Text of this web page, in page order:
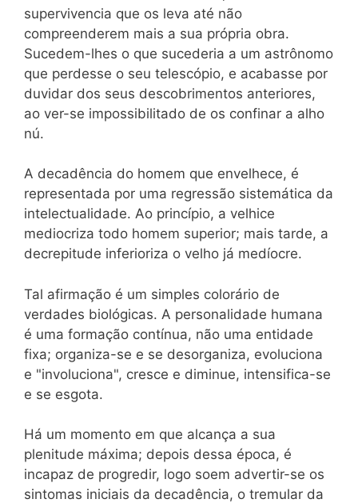
supervivencia que os leva até não
compreenderem mais a sua própria obra.
Sucedem-lhes o que sucederia a um astrônomo
que perdesse o seu telescópio, e acabasse por
duvidar dos seus descobrimentos anteriores,
ao ver-se impossibilitado de os confinar a alho
nú.
A decadência do homem que envelhece, é
representada por uma regressão sistemática da
intelectualidade. Ao princípio, a velhice
mediocriza todo homem superior; mais tarde, a
decrepitude inferioriza o velho já medíocre.
Tal afirmação é um simples colorário de
verdades biológicas. A personalidade humana
é uma formação contínua, não uma entidade
fixa; organiza-se e se desorganiza, evoluciona
e "involuciona", cresce e diminue, intensifica-se
e se esgota.
Há um momento em que alcança a sua
plenitude máxima; depois dessa época, é
incapaz de progredir, logo soem advertir-se os
sintomas iniciais da decadência, o tremular da